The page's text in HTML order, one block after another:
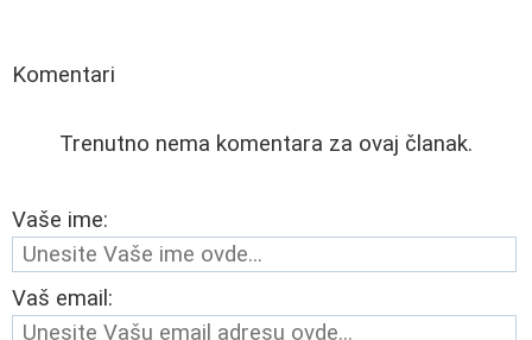
Komentari
Trenutno nema komentara za ovaj članak.
Vaše ime:
Vaš email: